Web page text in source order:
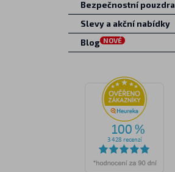
Bezpečnostní pouzdra
Slevy a akční nabídky
Blog NOVÉ